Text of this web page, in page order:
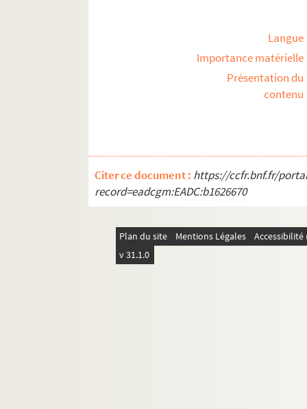
Langue
Importance matérielle
Présentation du
contenu
Citer ce document : https://ccfr.bnf.fr/
record=eadcgm:EADC:b1626670
Plan du site Mentions Légales
v 31.1.0